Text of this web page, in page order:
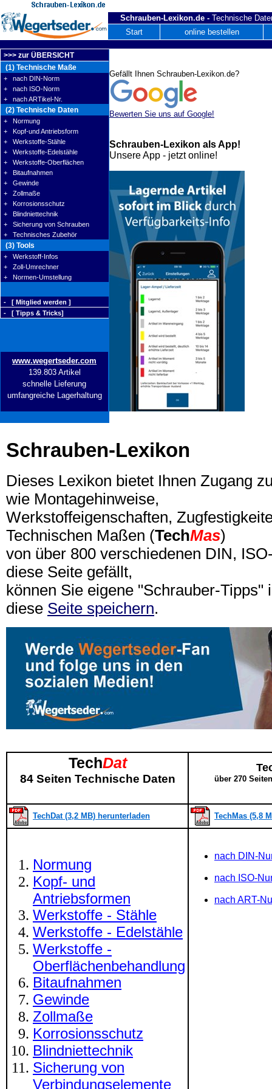
Schrauben-Lexikon.de - Technische
Start
online bestellen
>>> zur ÜBERSICHT
(1) Technische Maße
+ nach DIN-Norm
+ nach ISO-Norm
+ nach ARTikel-Nr.
(2) Technische Daten
+ Normung
+ Kopf-und Antriebsform
+ Werkstoffe-Stähle
+ Werkstoffe-Edelstähle
+ Werkstoffe-Oberflächen
+ Bitaufnahmen
+ Gewinde
+ Zollmaße
+ Korrosionsschutz
+ Blindniettechnik
+ Sicherung von Schrauben
+ Technisches Zubehör
(3) Tools
+ Werkstoff-Infos
+ Zoll-Umrechner
+ Normen-Umstellung
- [ Mitglied werden ]
- [ Tipps & Tricks]
www.wegertseder.com
139.803 Artikel
schnelle Lieferung
umfangreiche Lagerhaltung
Schrauben-Lexikon
Dieses Lexikon bietet Ihnen Zugang
wie Montagehinweise,
Werkstoffeigenschaften,
Technischen Maßen (TechMas)
von über 800 verschiedenen DIN,
diese Seite gefällt,
können Sie eigene "Schrauber-Tipps"
diese Seite speichern.
TechDat
84 Seiten Technische Daten über 270
TechDat (3,2 MB) herunterladen TechMas (5,8
Normung
Kopf- und
Antriebsformen
Werkstoffe - Stähle
Werkstoffe - Edelstähle
Werkstoffe -
Oberflächenbehandlung
Bitaufnahmen
Gewinde
Zollmaße
Korrosionsschutz
Blindniettechnik
Sicherung von
Verbindungselemente
nach DIN-
nach ISO-
nach ART-
Gefällt Ihnen Schrauben-Lexikon.de?
Bewerten Sie uns auf Google!
Schrauben-Lexikon als App!
Unsere App - jetzt online!